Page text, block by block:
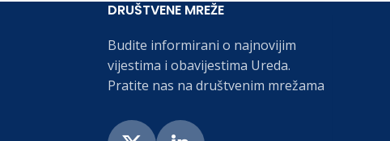
DRUŠTVENE MREŽE
Budite informirani o najnovijim
vijestima i obavijestima Ureda.
Pratite nas na društvenim mrežama